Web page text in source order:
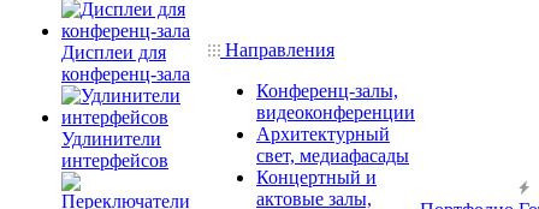
Дисплеи для
конференц-зала
Удлинители
интерфейсов
Направления
Конференц-залы,
видеоконференции
Архитектурный
свет, медиафасады
Концертный и
актовые залы,